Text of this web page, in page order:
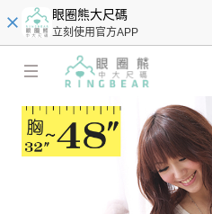
眼圈熊大尺碼
立刻使用官方APP